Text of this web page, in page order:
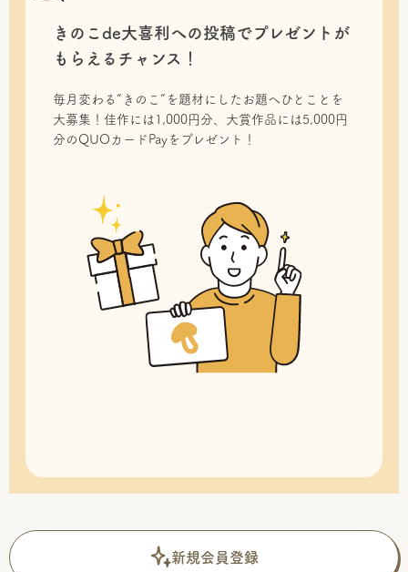
きのこde大喜利への投稿でプレゼントが
もらえるチャンス！
毎月変わる“きのこ”を題材にしたお題へひとことを
大募集！佳作には1,000円分、大賞作品には5,000円
分のQUOカードPayをプレゼント！
新規会員登録